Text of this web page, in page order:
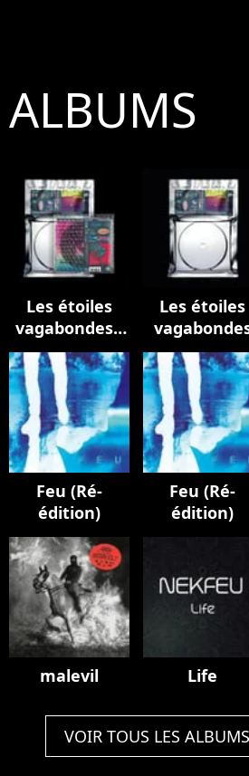
ALBUMS
Les étoiles
vagabondes :
expansion
Les étoiles
Feu (Ré-
édition)
Feu (Ré-
édition)
malevil Life
VOIR TOUS LES